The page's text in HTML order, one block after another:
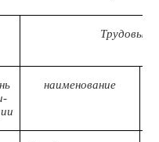
Трудовые
наименование